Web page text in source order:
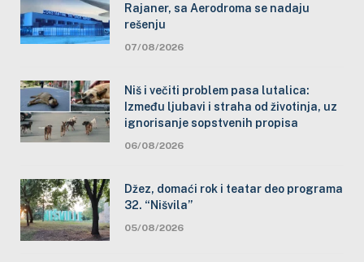
Rajaner, sa Aerodroma se nadaju
rešenju
07/08/2026
Niš i večiti problem pasa lutalica:
Između ljubavi i straha od životinja, uz
ignorisanje sopstvenih propisa
06/08/2026
Džez, domaći rok i teatar deo programa
32. “Nišvila”
05/08/2026